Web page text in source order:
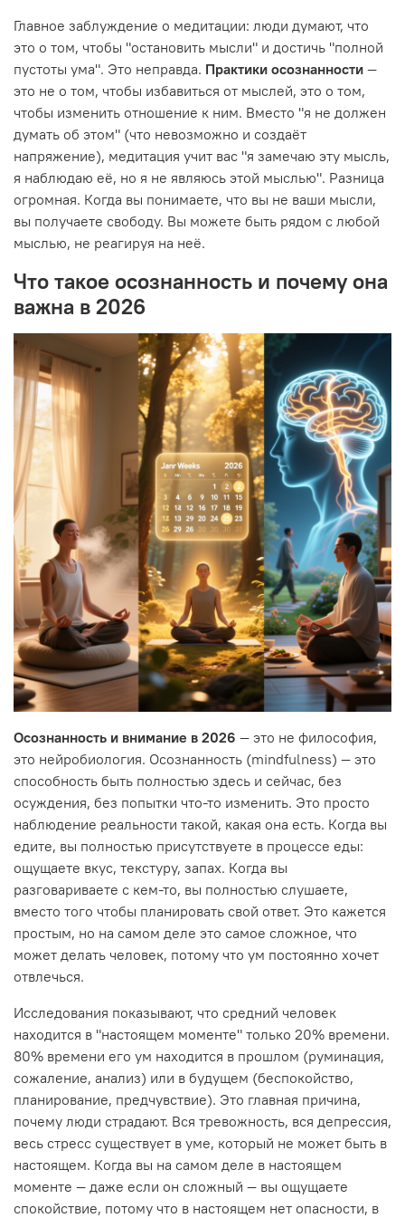
Главное заблуждение о медитации: люди думают, что
это о том, чтобы "остановить мысли" и достичь "полной
пустоты ума". Это неправда. Практики осознанности —
это не о том, чтобы избавиться от мыслей, это о том,
чтобы изменить отношение к ним. Вместо "я не должен
думать об этом" (что невозможно и создаёт
напряжение), медитация учит вас "я замечаю эту мысль,
я наблюдаю её, но я не являюсь этой мыслью". Разница
огромная. Когда вы понимаете, что вы не ваши мысли,
вы получаете свободу. Вы можете быть рядом с любой
мыслью, не реагируя на неё.
Что такое осознанность и почему она
важна в 2026
Осознанность и внимание в 2026 — это не философия,
это нейробиология. Осознанность (mindfulness) — это
способность быть полностью здесь и сейчас, без
осуждения, без попытки что-то изменить. Это просто
наблюдение реальности такой, какая она есть. Когда вы
едите, вы полностью присутствуете в процессе еды:
ощущаете вкус, текстуру, запах. Когда вы
разговариваете с кем-то, вы полностью слушаете,
вместо того чтобы планировать свой ответ. Это кажется
простым, но на самом деле это самое сложное, что
может делать человек, потому что ум постоянно хочет
отвлечься.
Исследования показывают, что средний человек
находится в "настоящем моменте" только 20% времени.
80% времени его ум находится в прошлом (руминация,
сожаление, анализ) или в будущем (беспокойство,
планирование, предчувствие). Это главная причина,
почему люди страдают. Вся тревожность, вся депрессия,
весь стресс существует в уме, который не может быть в
настоящем. Когда вы на самом деле в настоящем
моменте — даже если он сложный — вы ощущаете
спокойствие, потому что в настоящем нет опасности, в